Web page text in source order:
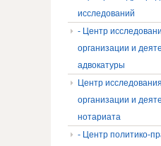
исследований
- Центр
организации и
адвокатуры
Центр
организации и
нотариата
- Центр политико-